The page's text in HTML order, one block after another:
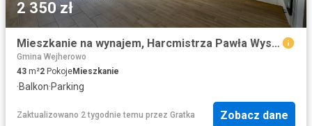
2 350 zł
Mieszkanie na wynajem, Harcmistrza Pawła Wyszeckiego
Gmina Wejherowo
43 m²2 PokojeMieszkanie
·Balkon·Parking
Zaktualizowano 2 tygodnie temu przez Gratka Zobacz dane